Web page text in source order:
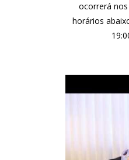
ocorrerá
horários